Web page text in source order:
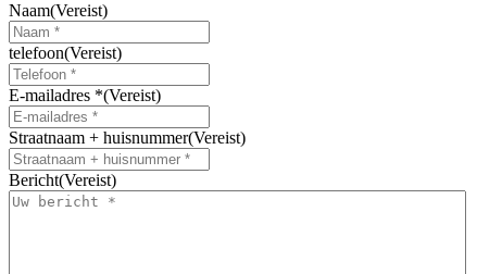
Naam(Vereist)
telefoon(Vereist)
E-mailadres *(Vereist)
Straatnaam + huisnummer(Vereist)
Bericht(Vereist)